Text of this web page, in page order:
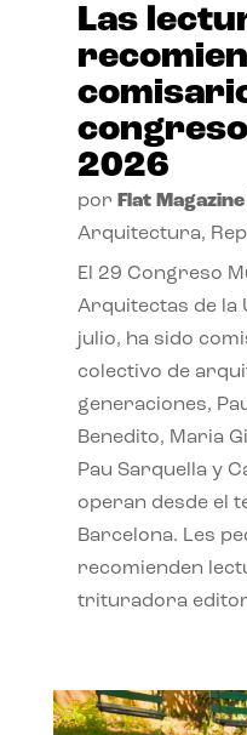
Las
2026
por Flat Magazine|
Arquitectura,
El 29 Congreso
Arquitectas de la
julio, ha sido
colectivo de
generaciones,
Benedito, Maria
Pau Sarquella y
operan desde el
Barcelona. Les
recomienden
trituradora